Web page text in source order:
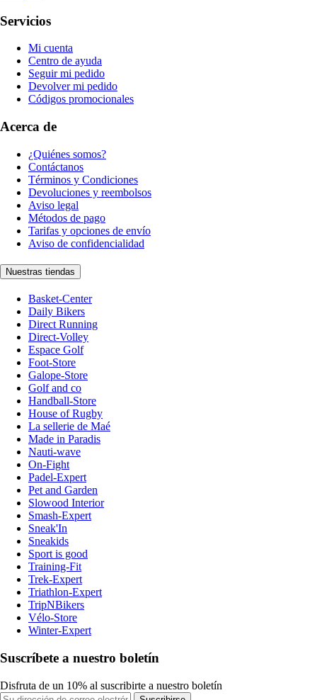
Servicios
Mi cuenta
Centro de ayuda
Seguir mi pedido
Devolver mi pedido
Códigos promocionales
Acerca de
¿Quiénes somos?
Contáctanos
Términos y Condiciones
Devoluciones y reembolsos
Aviso legal
Métodos de pago
Tarifas y opciones de envío
Aviso de confidencialidad
Nuestras tiendas
Basket-Center
Daily Bikers
Direct Running
Direct-Volley
Espace Golf
Foot-Store
Galope-Store
Golf and co
Handball-Store
House of Rugby
La sellerie de Maé
Made in Paradis
Nauti-wave
On-Fight
Padel-Expert
Pet and Garden
Slowood Interior
Smash-Expert
Sneak'In
Sneakids
Sport is good
Training-Fit
Trek-Expert
Triathlon-Expert
TripNBikers
Vélo-Store
Winter-Expert
Suscríbete a nuestro boletín
Disfruta de un 10% al suscribirte a nuestro boletín